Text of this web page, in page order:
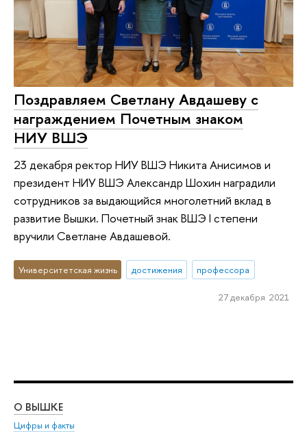
Поздравляем Светлану Авдашеву с
награждением Почетным знаком
НИУ ВШЭ
23 декабря ректор НИУ ВШЭ Никита Анисимов и
президент НИУ ВШЭ Александр Шохин наградили
сотрудников за выдающийся многолетний вклад в
развитие Вышки. Почетный знак ВШЭ I степени
вручили Светлане Авдашевой.
Университетская жизнь достижения профессора
27 декабря 2021
О ВЫШКЕ
Цифры и факты